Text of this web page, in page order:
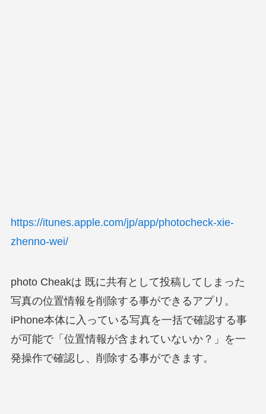
https://itunes.apple.com/jp/app/photocheck-xie-
zhenno-wei/
photo Cheakは 既に共有として投稿してしまった
写真の位置情報を削除する事ができるアプリ。
iPhone本体に入っている写真を一括で確認する事
が可能で「位置情報が含まれていないか？」を一
発操作で確認し、削除する事ができます。